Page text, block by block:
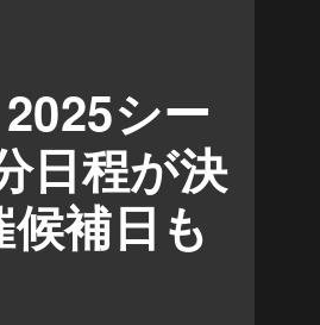
シー
日程が決
補日も